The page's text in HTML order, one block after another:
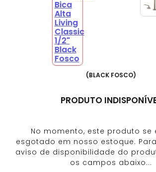
(BLACK FOSCO)
PRODUTO